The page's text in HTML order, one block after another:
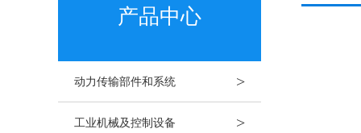
产品中心
动力传输部件和系统 >
工业机械及控制设备 >